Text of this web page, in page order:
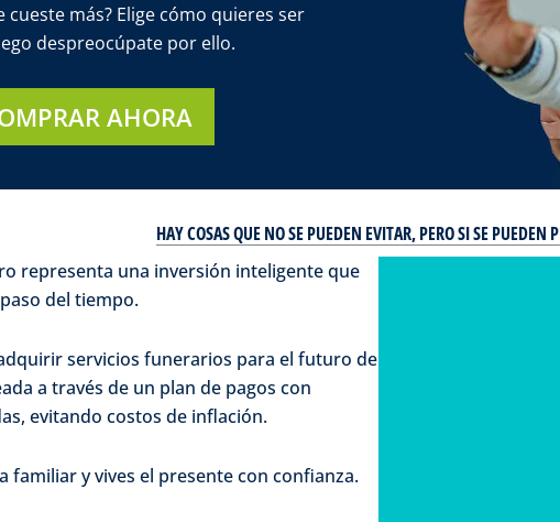
cueste más? Elige cómo quieres ser
despreocúpate por ello.
AHORA
HAY COSAS QUE NO SE PUEDEN EVITAR, PERO SI SE PUEDEN
representa una inversión inteligente que
del tiempo.
servicios funerarios para el futuro de
a través de un plan de pagos con
evitando costos de inflación.
familiar y vives el presente con confianza.